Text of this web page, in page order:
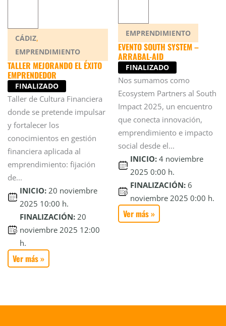
CÁDIZ,
EMPRENDIMIENTO
TALLER MEJORANDO EL ÉXITO
EMPRENDEDOR
FINALIZADO
Taller de Cultura Financiera
donde se pretende impulsar
y fortalecer los
conocimientos en gestión
financiera aplicada al
emprendimiento: fijación
de...
INICIO: 20 noviembre
2025 10:00 h.
FINALIZACIÓN: 20
noviembre 2025 12:00
h.
Ver más »
EMPRENDIMIENTO
EVENTO SOUTH SYSTEM –
ARRABAL-AID
FINALIZADO
Nos sumamos como
Ecosystem Partners al South
Impact 2025, un encuentro
que conecta innovación,
emprendimiento e impacto
social desde el...
INICIO: 4 noviembre
2025 0:00 h.
FINALIZACIÓN: 6
noviembre 2025 0:00 h.
Ver más »